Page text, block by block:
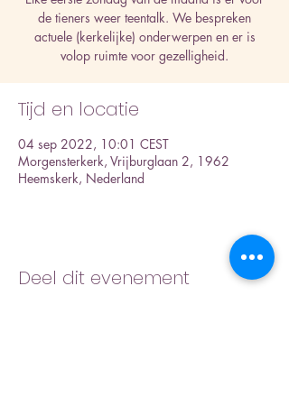
de tieners weer teentalk. We bespreken
actuele (kerkelijke) onderwerpen en er is
volop ruimte voor gezelligheid.
Tijd en locatie
04 sep 2022, 10:01 CEST
Morgensterkerk, Vrijburglaan 2, 1962
Heemskerk, Nederland
Deel dit evenement